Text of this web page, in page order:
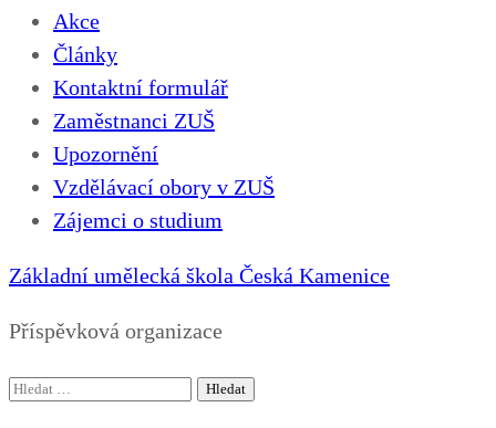
Akce
Články
Kontaktní formulář
Zaměstnanci ZUŠ
Upozornění
Vzdělávací obory v ZUŠ
Zájemci o studium
Základní umělecká škola Česká Kamenice
Příspěvková organizace
Vyhledávání